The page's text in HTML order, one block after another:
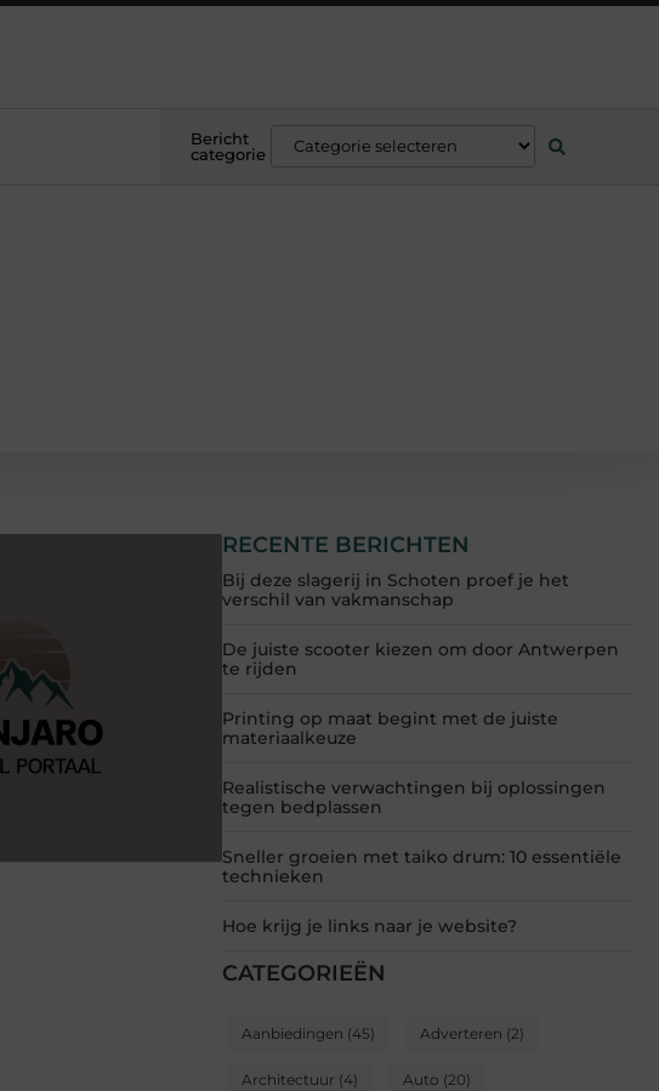
Bericht
categorie
RECENTE BERICHTEN
Bij deze slagerij in Schoten proef je het
verschil van vakmanschap
De juiste scooter kiezen om door Antwerpen
te rijden
Printing op maat begint met de juiste
materiaalkeuze
Realistische verwachtingen bij oplossingen
tegen bedplassen
Sneller groeien met taiko drum: 10 essentiële
technieken
Hoe krijg je links naar je website?
CATEGORIEËN
Aanbiedingen (45) Adverteren (2)
Architectuur (4) Auto (20)